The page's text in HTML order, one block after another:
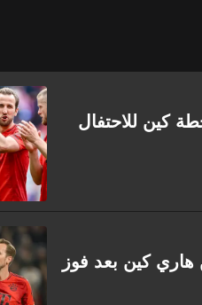
كين للاحتفال
هاري كين بعد فوز